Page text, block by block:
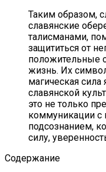
Таким образом,
славянские
талисманами,
защититься от
положительные
жизнь. Их
магическая
славянской
это не только
коммуникации
подсознанием,
силу,
Содержание